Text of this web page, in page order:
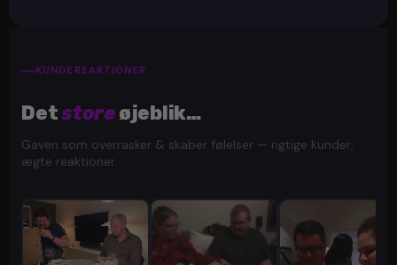
KUNDEREAKTIONER
Detstoreøjeblik…
Gaven som overrasker & skaber følelser — rigtige kunder,
ægte reaktioner.